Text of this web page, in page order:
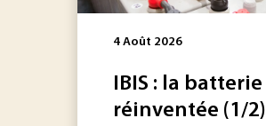
4 Août 2026
IBIS : la batterie
réinventée (1/2)